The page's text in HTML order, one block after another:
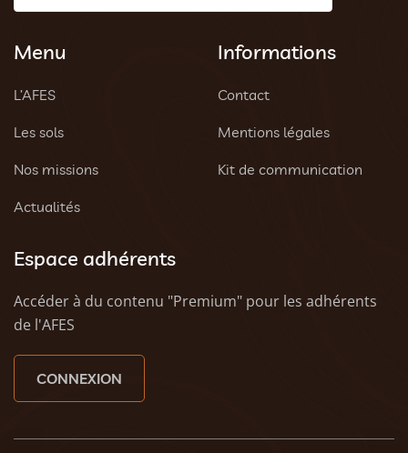
Menu
L’AFES
Les sols
Nos missions
Actualités
Informations
Contact
Mentions légales
Kit de communication
Espace adhérents
Accéder à du contenu "Premium" pour les adhérents
de l'AFES
CONNEXION